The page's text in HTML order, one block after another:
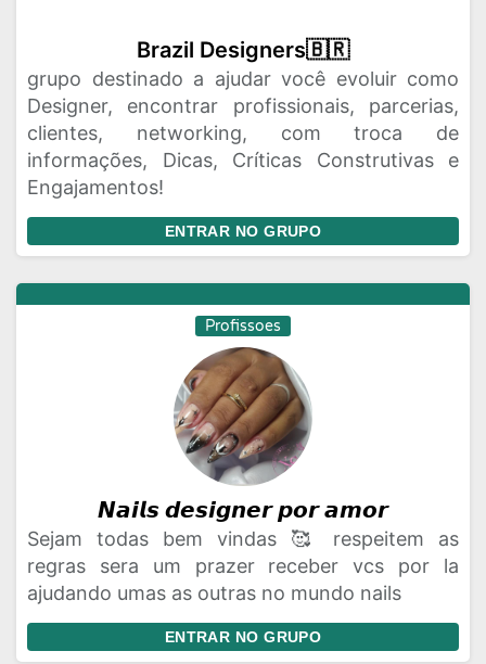
Brazil Designers🇧🇷
grupo destinado a ajudar você evoluir como
Designer, encontrar profissionais, parcerias,
clientes, networking, com troca de
informações, Dicas, Críticas Construtivas e
Engajamentos!
ENTRAR NO GRUPO
Profissoes
𝙉𝙖𝙞𝙡𝙨 𝙙𝙚𝙨𝙞𝙜𝙣𝙚𝙧 𝙥𝙤𝙧 𝙖𝙢𝙤𝙧
Sejam todas bem vindas 🥰 respeitem as
regras sera um prazer receber vcs por la
ajudando umas as outras no mundo nails
ENTRAR NO GRUPO